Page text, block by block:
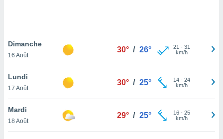
pas
de
à
cas,
que
Dimanche
16 Août
30° / 26° 21 - 31
km/h
Lundi
17 Août
30° / 25° 14- 24
km/h
Mardi
18 Août
29° / 25° 16- 25
km/h